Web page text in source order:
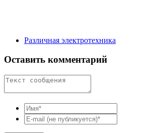
Различная электротехника
Оставить комментарий